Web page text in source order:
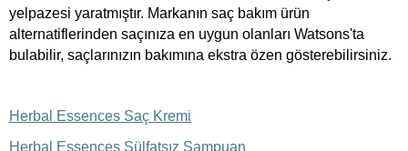
yelpazesi yaratmıştır. Markanın saç bakım ürün
alternatiflerinden saçınıza en uygun olanları Watsons'ta
bulabilir, saçlarınızın bakımına ekstra özen gösterebilirsiniz.
Herbal Essences Saç Kremi
Herbal Essences Sülfatsız Şampuan